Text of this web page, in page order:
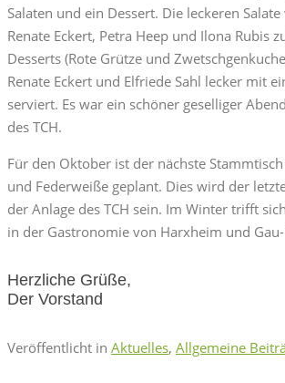
Salaten und ein Dessert. Die leckeren
Renate Eckert, Petra Heep und Ilona Rubis
Desserts (Rote Grütze und
Renate Eckert und Elfriede Sahl lecker mit
serviert. Es war ein schöner geselliger
des TCH.
Für den Oktober ist der nächste
und Federweiße geplant. Dies wird der
der Anlage des TCH sein. Im Winter trifft
in der Gastronomie von Harxheim und
Herzliche Grüße,
Der Vorstand
Veröffentlicht in Aktuelles, Allgemeine